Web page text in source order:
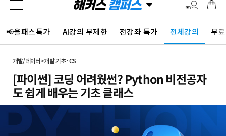
📢올패스특가 AI강의 무제한 전강좌 특가 전체강의 무
개발/데이터>개발 기초·CS
[파이썬] 코딩 어려웠썬? Python 비전공자
도 쉽게 배우는 기초 클래스